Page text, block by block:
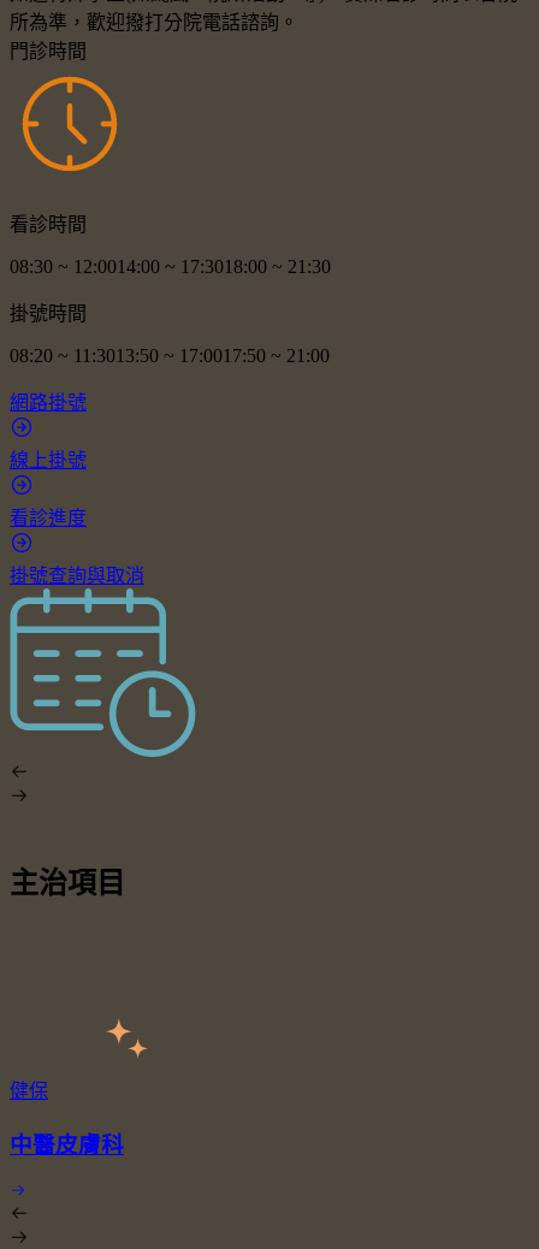
所為準，歡迎撥打分院電話諮詢。
門診時間
看診時間
08:30 ~ 12:0014:00 ~ 17:3018:00 ~ 21:30
掛號時間
08:20 ~ 11:3013:50 ~ 17:0017:50 ~ 21:00
網路掛號
線上掛號
看診進度
掛號查詢與取消
主治項目
健保
中醫皮膚科